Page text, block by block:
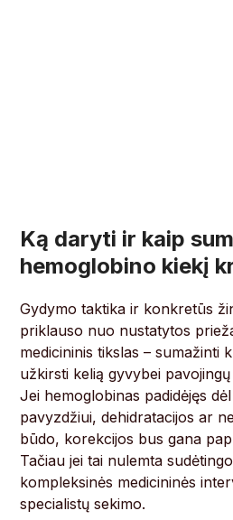
Ką daryti ir kaip
hemoglobino kiekį
Gydymo taktika ir konkretūs
priklauso nuo nustatytos
medicininis tikslas – sumažinti
užkirsti kelią gyvybei
Jei hemoglobinas padidėjęs
pavyzdžiui, dehidratacijos ar
būdo, korekcijos bus gana
Tačiau jei tai nulemta
kompleksinės medicininės
specialistų sekimo.